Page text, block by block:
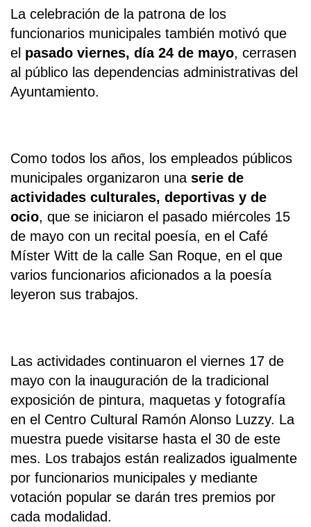
La celebración de la patrona de los
funcionarios municipales también motivó que
el pasado viernes, día 24 de mayo, cerrasen
al público las dependencias administrativas del
Ayuntamiento.
Como todos los años, los empleados públicos
municipales organizaron una serie de
actividades culturales, deportivas y de
ocio, que se iniciaron el pasado miércoles 15
de mayo con un recital poesía, en el Café
Míster Witt de la calle San Roque, en el que
varios funcionarios aficionados a la poesía
leyeron sus trabajos.
Las actividades continuaron el viernes 17 de
mayo con la inauguración de la tradicional
exposición de pintura, maquetas y fotografía
en el Centro Cultural Ramón Alonso Luzzy. La
muestra puede visitarse hasta el 30 de este
mes. Los trabajos están realizados igualmente
por funcionarios municipales y mediante
votación popular se darán tres premios por
cada modalidad.